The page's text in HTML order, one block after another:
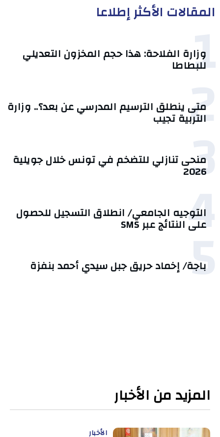
المقالات الأكثر إطلاعا
1
وزارة الفلاحة: هذا حجم المخزون التعديلي
للبطاطا
2
متى ينطلق الترسيم المدرسي عن بعد؟.. وزارة
التربية تجيب
3 منحى تنازلي ‎للتضخم في تونس خلال جويلية
2026‎
4
التوجيه الجامعي/ انطلاق التسجيل للحصول
على النتائج عبر SMS
5
باجة/ إخماد حريق جبل سيدي أحمد بنفزة
المزيد من الأخبار
الأخبار